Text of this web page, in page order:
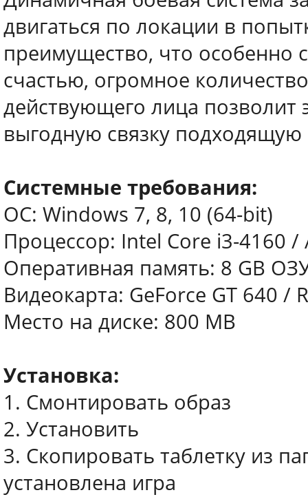
двигаться по локации в
преимущество, что особенно
счастью, огромное
действующего лица позволит
выгодную связку
Системные требования:
ОС: Windows 7, 8, 10 (64-bit)
Процессор: Intel Core i3-4160 /
Оперативная память: 8 GB
Видеокарта: GeForce GT 640 /
Место на диске: 800 MB
Установка:
1. Смонтировать образ
2. Установить
3. Скопировать таблетку из
установлена игра